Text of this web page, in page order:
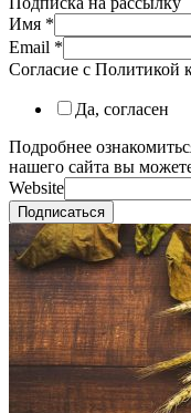
Имя *
Email *
Согласие с Политикой
Да, согласен
Подробнее
нашего сайта вы
Website
Подписаться